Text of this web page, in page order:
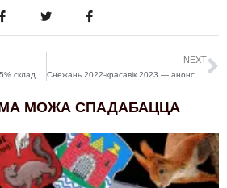
“Аперацыя на воку была на 95% складаней, чым планавалася, але я бачу ім”. Спыталі ў бабруйцаў, ці вераць яны ў цуды
NEXT
Снежань 2022-красавік 2023 — анонс мерапрыемстваў бізнес-суполкі “Включи себя”
МОЖА СПАДАБАЦЦА